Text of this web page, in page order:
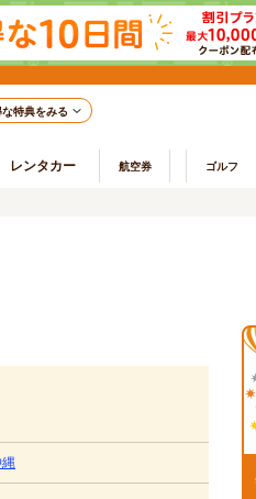
な特典をみる
レンタカー 航空券 ゴルフ
縄